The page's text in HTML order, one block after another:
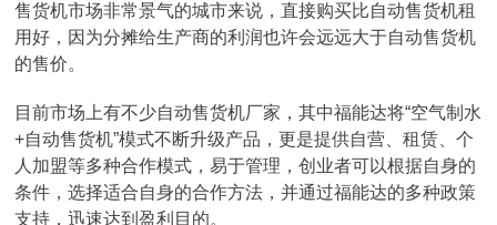
售货机市场非常景气的城市来说，直接购买比自动售货机租
用好，因为分摊给生产商的利润也许会远远大于自动售货机
的售价。
目前市场上有不少自动售货机厂家，其中福能达将“空气制水
+自动售货机”模式不断升级产品，更是提供自营、租赁、个
人加盟等多种合作模式，易于管理，创业者可以根据自身的
条件，选择适合自身的合作方法，并通过福能达的多种政策
支持，迅速达到盈利目的。